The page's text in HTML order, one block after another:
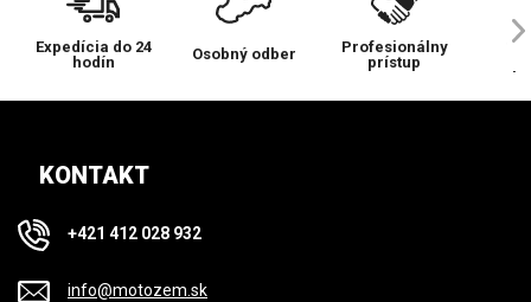
Expedícia do 24
hodín
Osobný odber
Profesionálny
prístup
KONTAKT
+421 412 028 932
info@motozem.sk